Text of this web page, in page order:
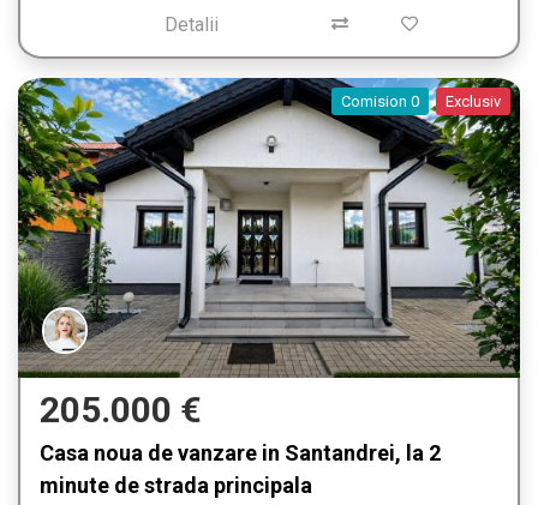
Detalii
Comision 0 Exclusiv
205.000 €
Casa noua de vanzare in Santandrei, la 2
minute de strada principala